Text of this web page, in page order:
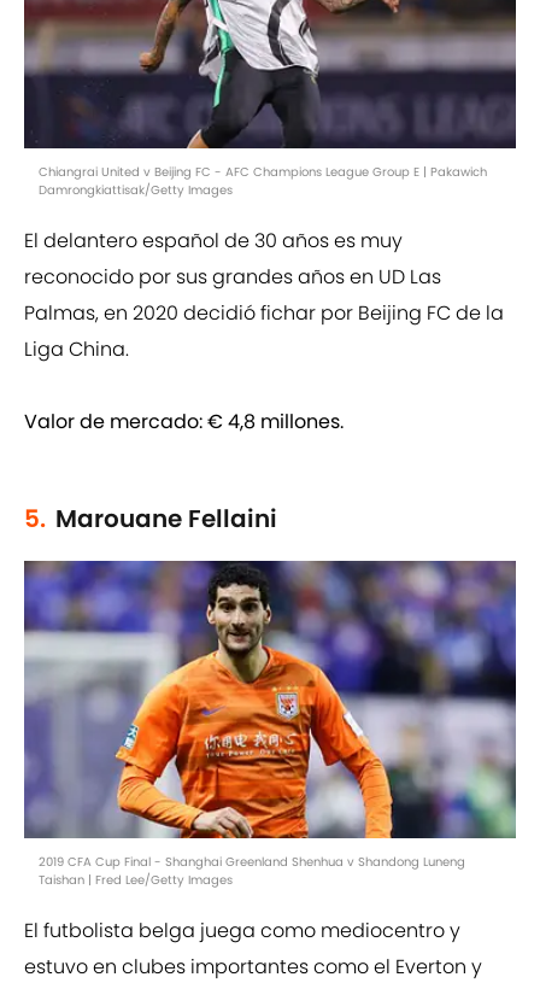
Chiangrai United v Beijing FC - AFC Champions League Group E | Pakawich
Damrongkiattisak/Getty Images
El delantero español de 30 años es muy
reconocido por sus grandes años en UD Las
Palmas, en 2020 decidió fichar por Beijing FC de la
Liga China.
Valor de mercado:€ 4,8 millones.
5. Marouane Fellaini
2019 CFA Cup Final - Shanghai Greenland Shenhua v Shandong Luneng
Taishan | Fred Lee/Getty Images
El futbolista belga juega como mediocentro y
estuvo en clubes importantes como el Everton y